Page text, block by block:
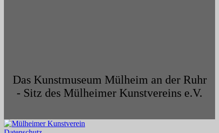
Das Kunstmuseum Mülheim an der Ruhr
- Sitz des Mülheimer Kunstvereins e.V.